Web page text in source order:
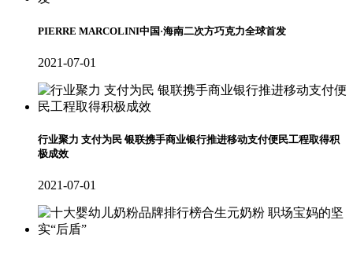
PIERRE MARCOLINI中国·海南二次方巧克力全球首发
2021-07-01
行业聚力 支付为民 银联携手商业银行推进移动支付便民工程取得积
极成效
2021-07-01